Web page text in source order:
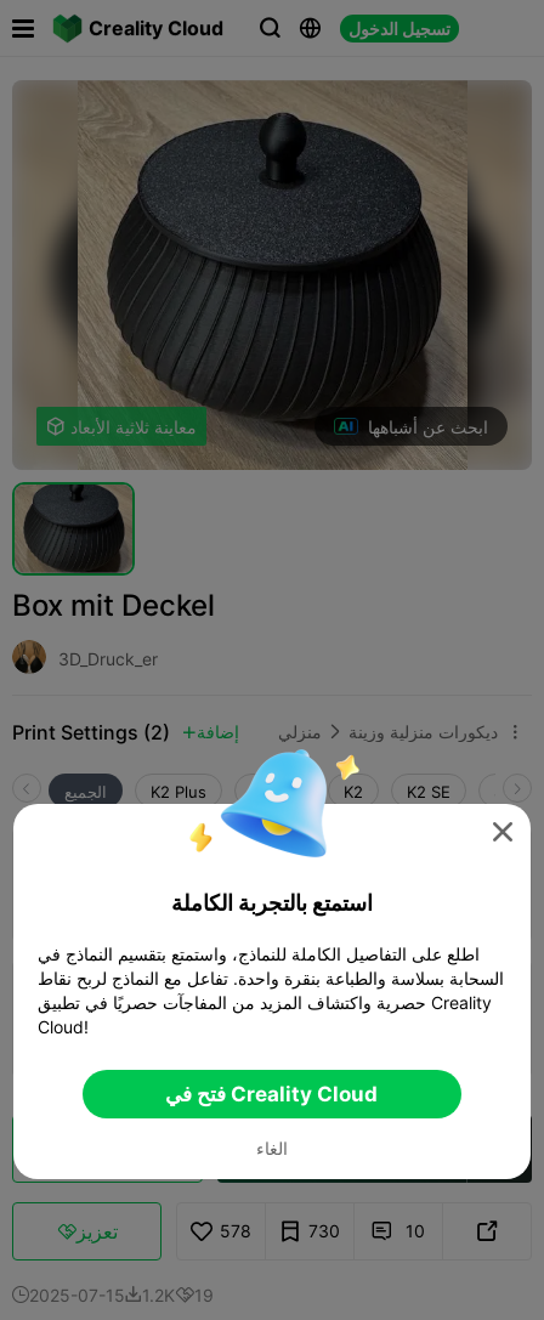
Creality Cloud   تسجيل الدخول
 
 معاينة ثلاثية الأبعاد ابحث عن أشباهها
Box mit Deckel
3D_Druck_er
Print Settings (2)  إضافة منزلي  ديكورات منزلية وزينة 
الجميع K2 Plus K2 Pro K2 K2 SE
المؤلف  03h 15m  2 plates
50% - 0.28 Layer
تعزيز 578 730  10 
2025-07-151.2K19

استمتع بالتجربة الكاملة
اطلع على التفاصيل الكاملة للنماذج، واستمتع بتقسيم النماذج في
السحابة بسلاسة والطباعة بنقرة واحدة. تفاعل مع النماذج لربح نقاط
حصرية واكتشاف المزيد من المفاجآت حصريًا في تطبيق Creality
Cloud!
فتح في Creality Cloud
الغاء